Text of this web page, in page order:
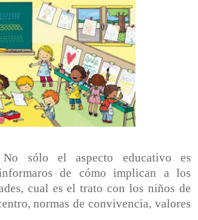
No sólo el aspecto educativo es
de cómo implican a los
cual es el trato con los niños de
normas de convivencia, valores